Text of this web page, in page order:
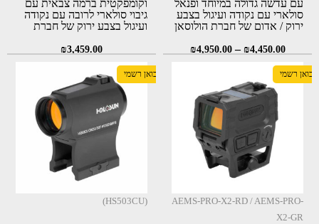
עם עדשה גדולה במיוחד ופנאל
סולארי עם נקודה ועיגול בצבע
ירוק / אדום של חברת הולוסאן
₪4,450.00
–
₪4,950.00
וקומפקטית ברמה צבאית עם
גיבוי סולארי לרובה עם נקודה
ועיגול בצבע ירוק של חברת
₪3,459.00
יבואן רשמי
AEMS-PRO-X2-RD / AEMS-PRO-
X2-GR
יבואן רשמי
(HS503CU)